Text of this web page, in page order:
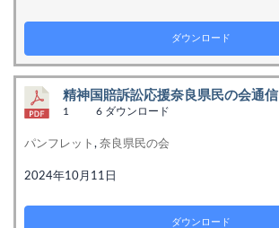
ダウンロード
精神国賠訴訟応援奈良県民の会通
1 6 ダウンロード
パンフレット,奈良県民の会
2024年10月11日
ダウンロード